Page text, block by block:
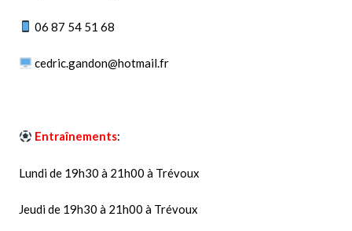
06 87 54 51 68
cedric.gandon@hotmail.fr
Entraînements:
Lundi de 19h30 à 21h00 à Trévoux
Jeudi de 19h30 à 21h00 à Trévoux